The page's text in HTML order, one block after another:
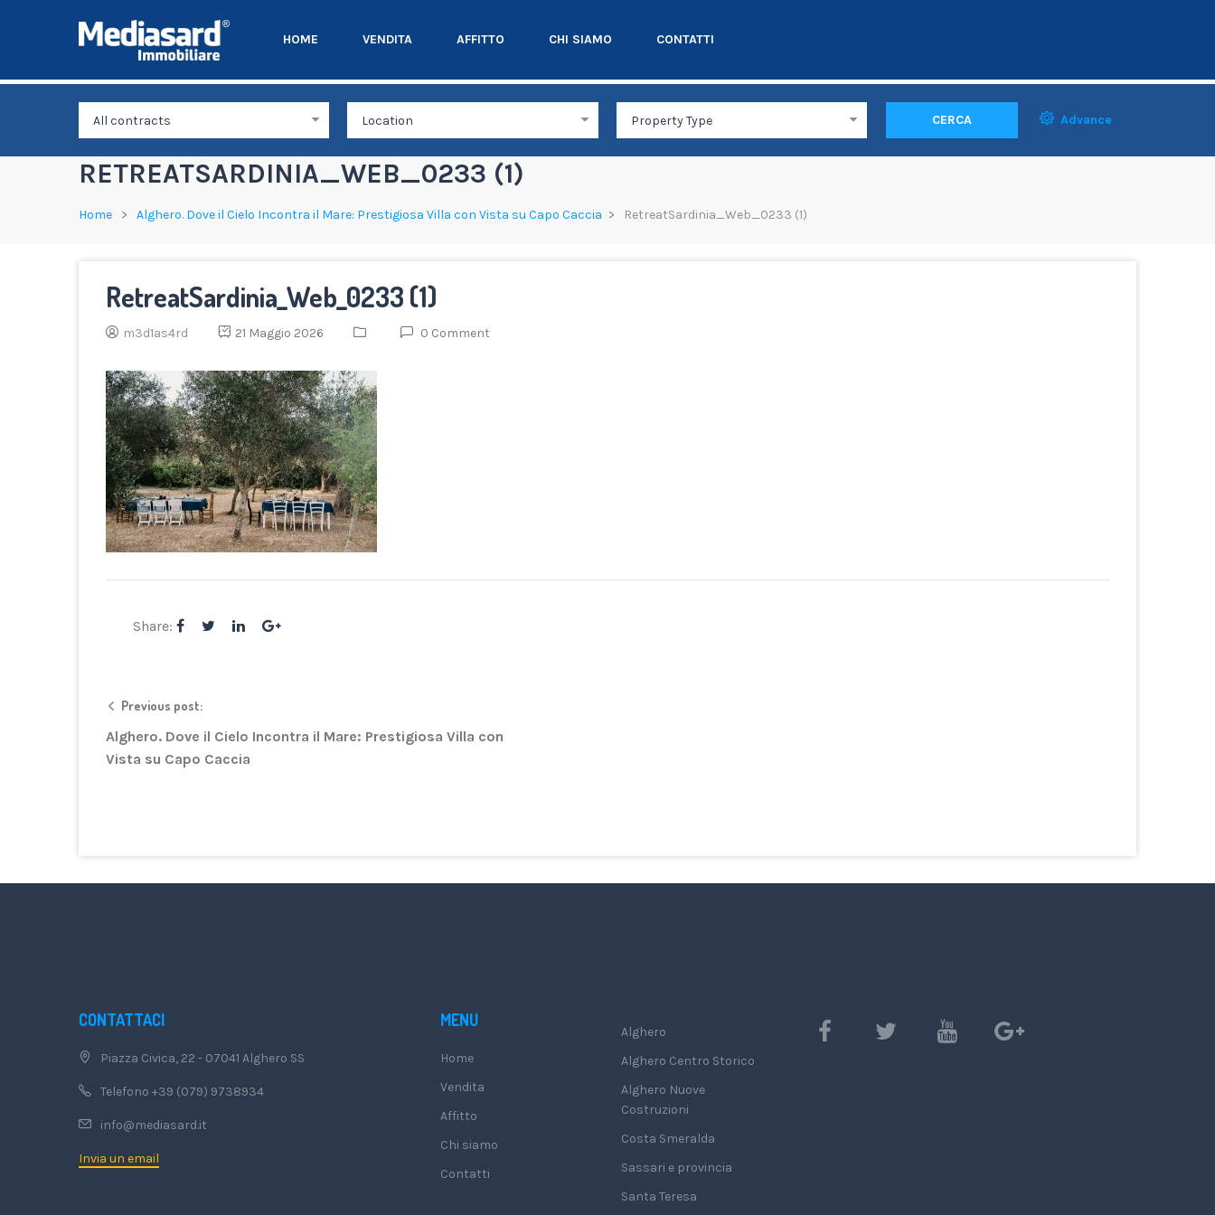
HOME VENDITA AFFITTO CHI SIAMO CONTATTI
CERCA Advance
RETREATSARDINIA_WEB_0233 (1)
Home Alghero. Dove il Cielo Incontra il Mare: Prestigiosa Villa con Vista su Capo Caccia RetreatSardinia_Web_0233 (1)
RetreatSardinia_Web_0233 (1)
m3d1as4rd 21 Maggio 2026 0 Comment
Share:
Previous post:
Alghero. Dove il Cielo Incontra il Mare: Prestigiosa Villa con
Vista su Capo Caccia
CONTATTACI
Piazza Civica, 22 - 07041 Alghero SS
Telefono +39 (079) 9738934
info@mediasard.it
Invia un email
MENU
Home
Vendita
Affitto
Chi siamo
Contatti
Alghero
Alghero Centro Storico
Alghero Nuove
Costruzioni
Costa Smeralda
Sassari e provincia
Santa Teresa